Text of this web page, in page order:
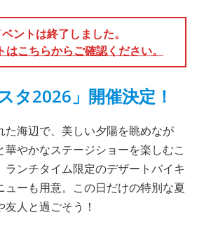
ントは終了しました。
こちらからご確認ください。
タ2026」開催決定！
た海辺で、美しい夕陽を眺めなが
華やかなステージショーを楽しむこ
ランチタイム限定のデザートバイキ
ューも用意。この日だけの特別な夏
人と過ごそう！